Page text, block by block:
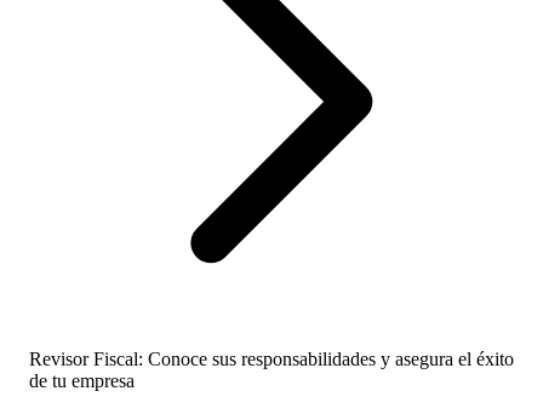
Revisor Fiscal: Conoce sus responsabilidades y asegura el éxito
de tu empresa